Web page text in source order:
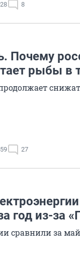
8
Почему
рыбы в
27
год из-за
сравнили за май